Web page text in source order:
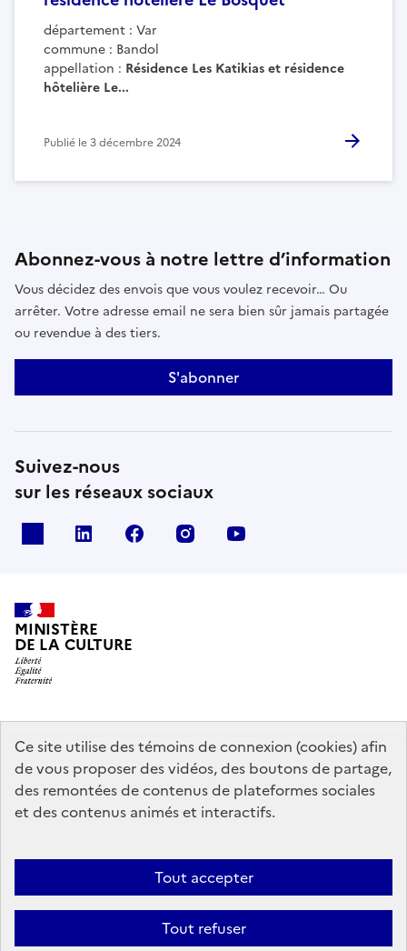
Ce site utilise des témoins de connexion (cookies) afin
de vous proposer des vidéos, des boutons de partage,
des remontées de contenus de plateformes sociales
et des contenus animés et interactifs.
Tout accepter
Tout refuser
département : Var
commune : Bandol
appellation : Résidence Les Katikias et résidence
hôtelière Le...
Publié le3 décembre 2024
Abonnez-vous à notre lettre d’information
Vous décidez des envois que vous voulez recevoir… Ou
arrêter. Votre adresse email ne sera bien sûr jamais partagée
ou revendue à des tiers.
S'abonner
Suivez-nous
sur les réseaux sociaux
linkedin facebook instagram
MINISTÈRE
DE LA CULTURE
data.gouv.fr legifrance.gouv.fr
info.gouv.fr
service-public.gouv.fr
Mentions légales Accessibilité : partiellement conforme
Politique
d’utilisation des témoins de connexion (cookies)
Plan du site